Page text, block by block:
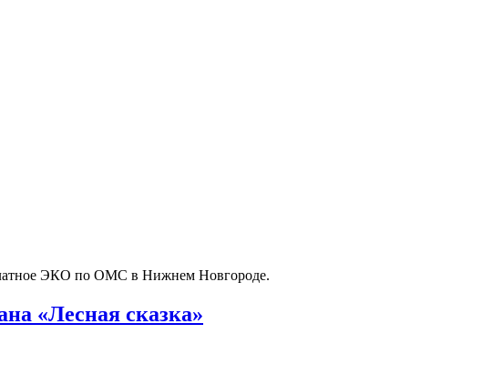
ЭКО по ОМС в Нижнем Новгороде.
«Лесная сказка»